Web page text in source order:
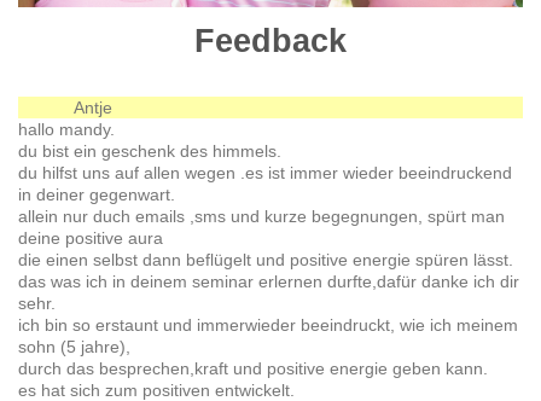
Feedback
Antje
hallo mandy.
du bist ein geschenk des himmels.
du hilfst uns auf allen wegen .es ist immer wieder beeindruckend
in deiner gegenwart.
allein nur duch emails ,sms und kurze begegnungen, spürt man
deine positive aura
die einen selbst dann beflügelt und positive energie spüren lässt.
das was ich in deinem seminar erlernen durfte,dafür danke ich dir
sehr.
ich bin so erstaunt und immerwieder beeindruckt, wie ich meinem
sohn (5 jahre),
durch das besprechen,kraft und positive energie geben kann.
es hat sich zum positiven entwickelt.